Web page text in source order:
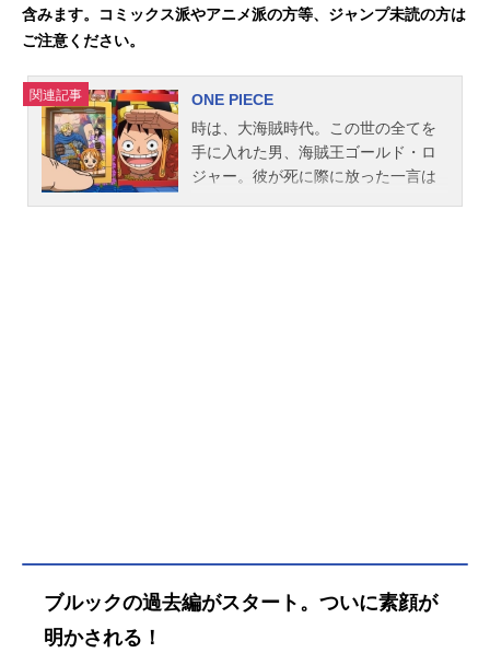
含みます。コミックス派やアニメ派の方等、ジャンプ未読の方は
ご注意ください。
関連記事
ONE PIECE
時は、大海賊時代。この世の全てを
手に入れた男、海賊王ゴールド・ロ
ジャー。彼が死に際に放った一言は
EPIECE放送形態TVアニメスケジュ
年10月13日（日）フジテレビ系列に
ブルックの過去編がスタート。ついに素顔が
明かされる！